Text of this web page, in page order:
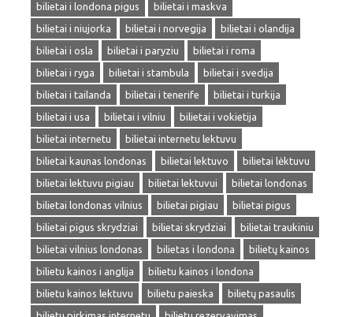
bilietai i londona pigus
bilietai i maskva
bilietai i niujorka
bilietai i norvegija
bilietai i olandija
bilietai i osla
bilietai i paryziu
bilietai i roma
bilietai i ryga
bilietai i stambula
bilietai i svedija
bilietai i tailanda
bilietai i tenerife
bilietai i turkija
bilietai i usa
bilietai i vilniu
bilietai i vokietija
bilietai internetu
bilietai internetu lektuvu
bilietai kaunas londonas
bilietai lektuvo
bilietai lėktuvu
bilietai lektuvu pigiau
bilietai lektuvui
bilietai londonas
bilietai londonas vilnius
bilietai pigiau
bilietai pigus
bilietai pigus skrydziai
bilietai skrydziai
bilietai traukiniu
bilietai vilnius londonas
bilietas i londona
bilietų kainos
bilietu kainos i anglija
bilietu kainos i londona
bilietu kainos lektuvu
bilietu paieska
bilietų pasaulis